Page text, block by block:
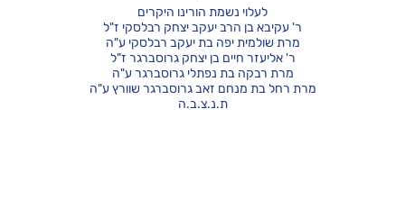
לעלוי נשמת הורינו היקרים
ר' עקיבא בן הרב יעקב יצחק רבלסקי ז"ל
מרת שולמית יפה בת יעקב רבלסקי ע"ה
ר' אליעזר חיים בן יצחק גרוסברגר ז"ל
מרת רבקה בת נפתלי גרוסברגר ע"ה
מרת רחל בת מנחם זאב גרוסברגר שוורץ ע"ה
ת.נ.צ.ב.ה